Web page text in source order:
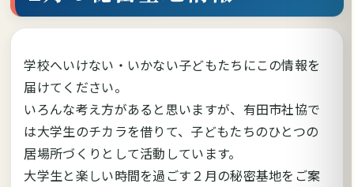
学校へいけない・いかない子どもたちにこの情報を
届けてください。
いろんな考え方があると思いますが、有田市社協で
は大学生のチカラを借りて、子どもたちのひとつの
居場所づくりとして活動しています。
大学生と楽しい時間を過ごす２月の秘密基地をご案